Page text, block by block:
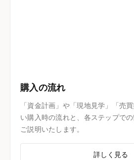
購入の流れ
「資金計画」や「現地見学」「売
い購入時の流れと、各ステップで
ご説明いたします。
詳しく見る